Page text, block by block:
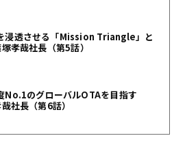
浸透させる「Mission Triangle」と
哉社長（第5話）
No.1のグローバルOTAを目指す
社長（第6話）